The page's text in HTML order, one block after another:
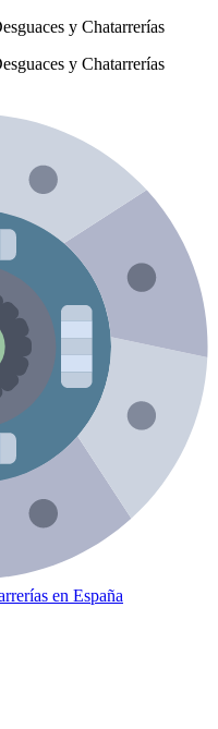
y Chatarrerías
y Chatarrerías
en España